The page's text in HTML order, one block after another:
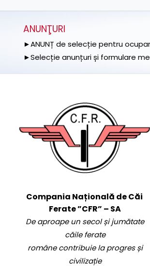
ANUNŢURI
►ANUNȚ de selecție pentru
►Selecție anunțuri și formulare
Compania Națională de Căi
Ferate ”CFR” – SA
De aproape un secol și jumătate
căile ferate
române contribuie la progres și
civilizație